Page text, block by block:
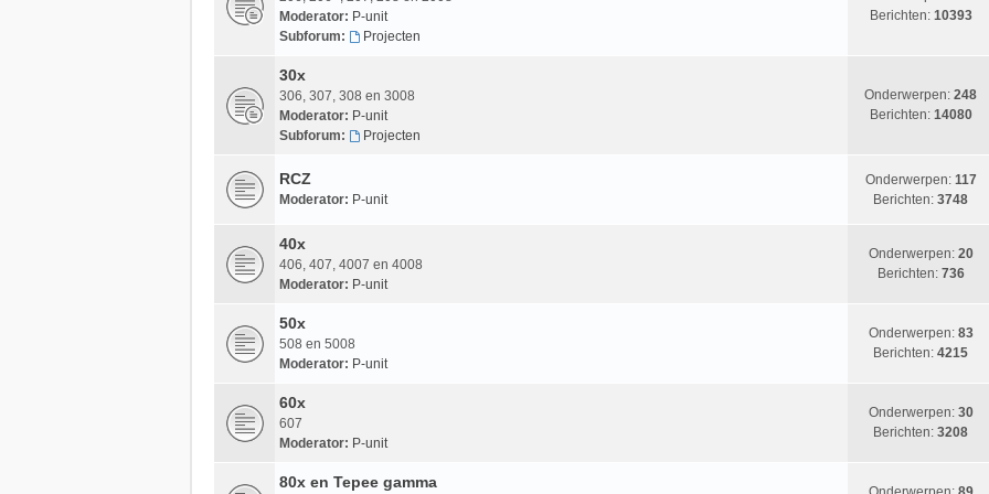
Moderator: P-unit
Subforum:
Projecten
Berichten: 10393
30x
306, 307, 308 en 3008
Moderator: P-unit
Subforum:
Projecten
Onderwerpen: 248
Berichten: 14080
RCZ
Moderator: P-unit
Onderwerpen: 117
Berichten: 3748
40x
406, 407, 4007 en 4008
Moderator: P-unit
Onderwerpen: 20
Berichten: 736
50x
508 en 5008
Moderator: P-unit
Onderwerpen: 83
Berichten: 4215
60x
607
Moderator: P-unit
Onderwerpen: 30
Berichten: 3208
80x en Tepee gamma